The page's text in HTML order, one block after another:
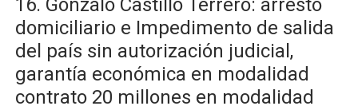
16. Gonzalo Castillo Terrero: arresto
domiciliario e Impedimento de salida
del país sin autorización judicial,
garantía económica en modalidad
contrato 20 millones en modalidad